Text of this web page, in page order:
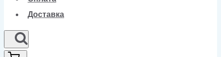
Доставка